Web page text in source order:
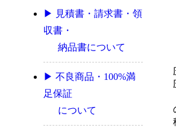
▶ 見積書・請求書・領
収書・
納品書について
▶ 不良商品・100%満
足保証
について